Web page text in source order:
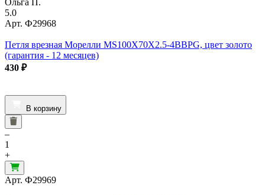
5.0
Арт. Ф29968
Петля врезная Морелли MS100X70X2.5-4BBPG, цвет золото
(гарантия - 12 месяцев)
430 ₽
В корзину
–
1
+
Арт. Ф29969